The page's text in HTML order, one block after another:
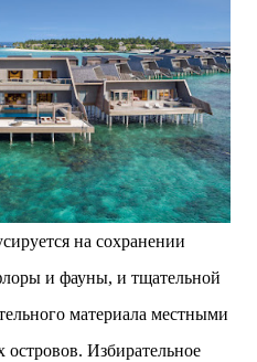
на сохранении
и фауны, и тщательной
материала местными
островов. Избирательное